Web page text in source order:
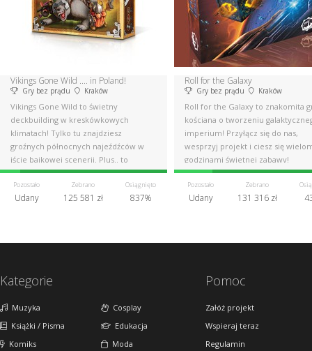
Vikings Gone Wild .... in Poland!
Gry bez prądu Kraków
Vikings Gone Wild to świetny
deckbuilding w kreskówkowych
klimatach! Tylko tu znajdziesz
groźnych północnych najeźdźców w
iście bajkowej scenerii. Plus.. to
świetna gra!
Pozostało
Udany
Zebrano
125 581 zł
Osiągnięto
837%
Roll for the Galaxy
Gry bez prądu Kraków
Roll for the Galaxy to znakomita
kościana o tworzeniu
imperium! Przyłącz się do nas,
wesprzyj projekt i ciesz się
godzinami świetnej zabawy!
Pozostało
Udany
Zebrano
131 316 zł
Kategorie
Muzyka
Książki / Pisma
Komiks
Cosplay
Edukacja
Moda
Pomoc
Załóż projekt
Wspieraj teraz
Regulamin